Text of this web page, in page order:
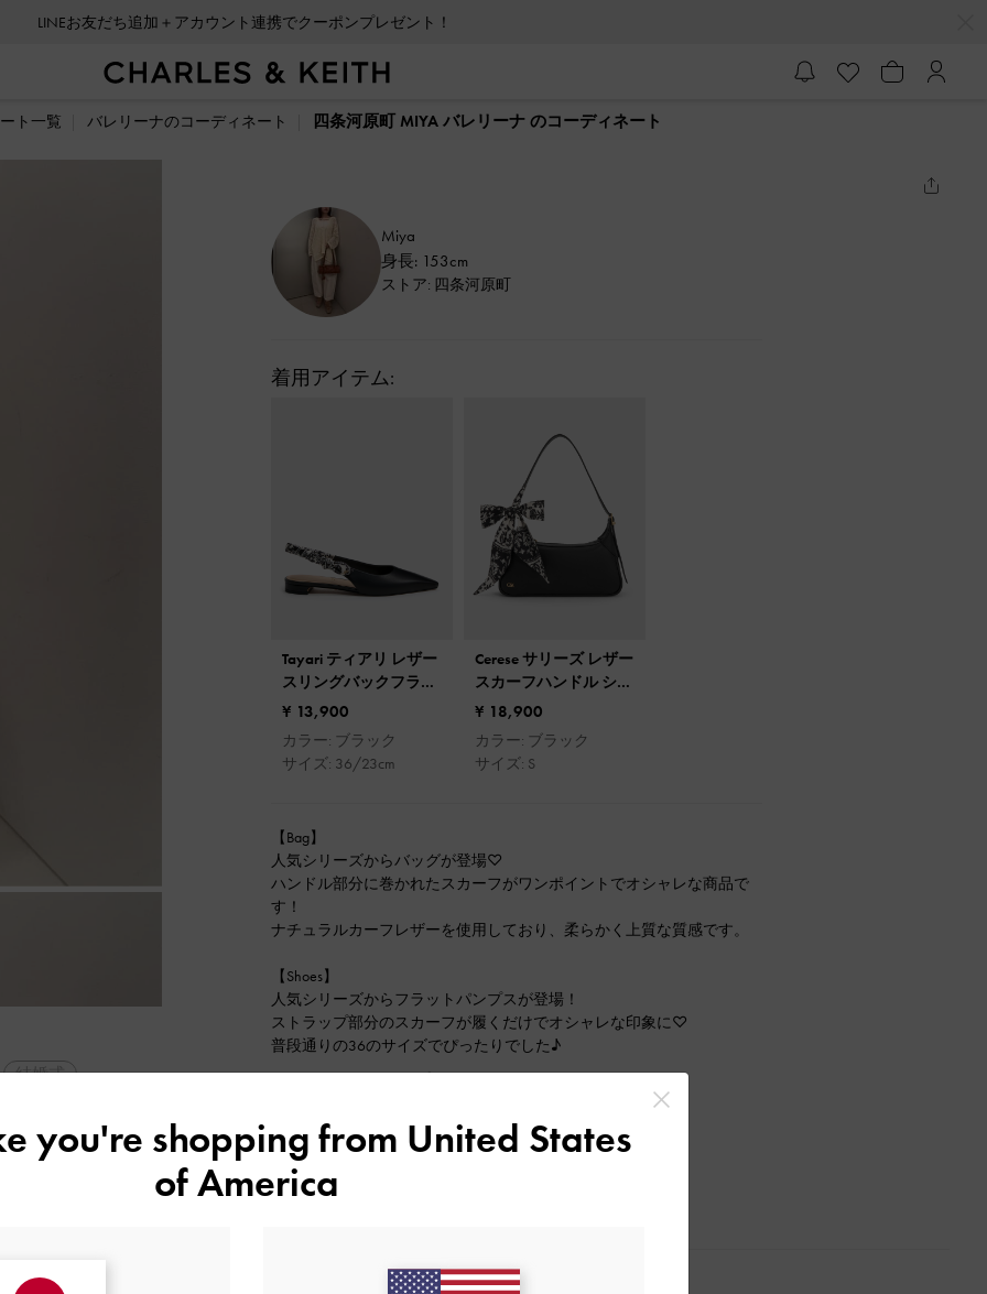
LINEお友だち追加＋アカウント連携でクーポンプレゼント！
ト一覧 バレリーナのコーディネート 四条河原町 MIYA バレリーナ のコーディネート
結婚式
行 デート
Miya
身長: 153cm
ストア: 四条河原町
着用アイテム:
Tayari ティアリ レザー
スリングバックフラッ
ト
¥ 13,900
カラー: ブラック
サイズ: 36/23cm
Cerese サリーズ レザー
スカーフハンドル ショ
ルダーバッグ
¥ 18,900
カラー: ブラック
サイズ: S
【Bag】
人気シリーズからバッグが登場♡
ハンドル部分に巻かれたスカーフがワンポイントでオシャレな商品で
す！
ナチュラルカーフレザーを使用しており、柔らかく上質な質感です。
【Shoes】
人気シリーズからフラットパンプスが登場！
ストラップ部分のスカーフが履くだけでオシャレな印象に♡
普段通りの36のサイズでぴったりでした♪
2026-02-20 にアップロード
you're shopping from United States
of America